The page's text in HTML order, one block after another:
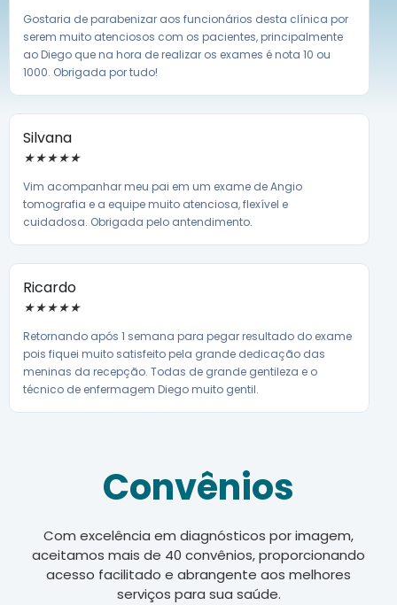
Gostaria de parabenizar aos funcionários desta clínica por
serem muito atenciosos com os pacientes, principalmente
ao Diego que na hora de realizar os exames é nota 10 ou
1000. Obrigada por tudo!
Silvana
★★★★★
Vim acompanhar meu pai em um exame de Angio
tomografia e a equipe muito atenciosa, flexível e
cuidadosa. Obrigada pelo antendimento.
Ricardo
★★★★★
Retornando após 1 semana para pegar resultado do exame
pois fiquei muito satisfeito pela grande dedicação das
meninas da recepção. Todas de grande gentileza e o
técnico de enfermagem Diego muito gentil.
Convênios
Com excelência em diagnósticos por imagem,
aceitamos mais de 40 convênios, proporcionando
acesso facilitado e abrangente aos melhores
serviços para sua saúde.